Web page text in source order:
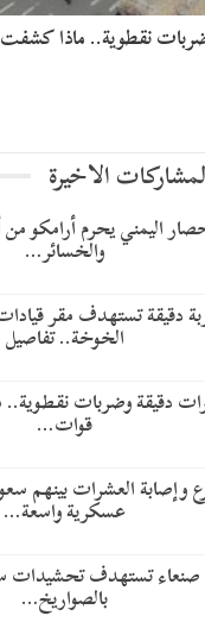
نقطوية.. ماذا
الاخيرة
اليمني يحرم أرامكو من
والخسائر…
دقيقة تستهدف مقر
الخوخة.. تفاصيل
دقيقة وضربات
قوات…
وإصابة العشرات بينهم
عسكرية واسعة…
تستهدف تحشيدات
بالصواريخ…